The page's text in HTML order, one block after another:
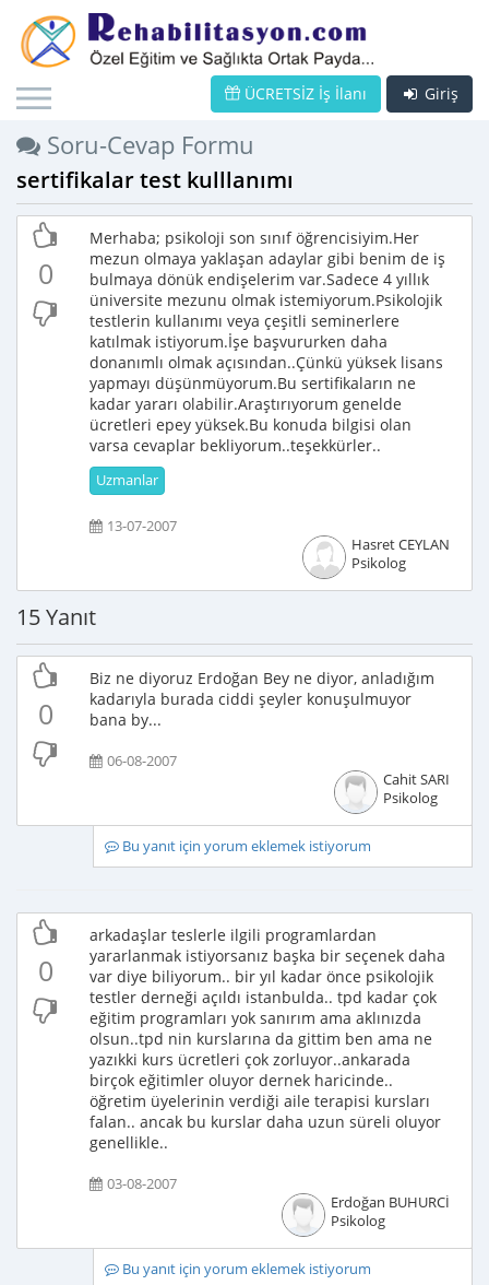
Giriş
ÜCRETSİZ İş İlanı
Soru-Cevap Formu
sertifikalar test kulllanımı
0
Merhaba; psikoloji son sınıf öğrencisiyim.Her
mezun olmaya yaklaşan adaylar gibi benim de iş
bulmaya dönük endişelerim var.Sadece 4 yıllık
üniversite mezunu olmak istemiyorum.Psikolojik
testlerin kullanımı veya çeşitli seminerlere
katılmak istiyorum.İşe başvururken daha
donanımlı olmak açısından..Çünkü yüksek lisans
yapmayı düşünmüyorum.Bu sertifikaların ne
kadar yararı olabilir.Araştırıyorum genelde
ücretleri epey yüksek.Bu konuda bilgisi olan
varsa cevaplar bekliyorum..teşekkürler..
Uzmanlar
13-07-2007
Hasret CEYLAN
Psikolog
15 Yanıt
0
Biz ne diyoruz Erdoğan Bey ne diyor, anladığım
kadarıyla burada ciddi şeyler konuşulmuyor
bana by...
06-08-2007
Cahit SARI
Psikolog
Bu yanıt için yorum eklemek istiyorum
0
arkadaşlar teslerle ilgili programlardan
yararlanmak istiyorsanız başka bir seçenek daha
var diye biliyorum.. bir yıl kadar önce psikolojik
testler derneği açıldı istanbulda.. tpd kadar çok
eğitim programları yok sanırım ama aklınızda
olsun..tpd nin kurslarına da gittim ben ama ne
yazıkki kurs ücretleri çok zorluyor..ankarada
birçok eğitimler oluyor dernek haricinde..
öğretim üyelerinin verdiği aile terapisi kursları
falan.. ancak bu kurslar daha uzun süreli oluyor
genellikle..
03-08-2007
Erdoğan BUHURCİ
Psikolog
Bu yanıt için yorum eklemek istiyorum